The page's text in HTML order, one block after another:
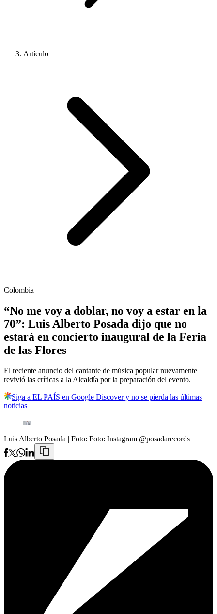
Artículo
Colombia
“No me voy a doblar, no voy a estar en la
70”: Luis Alberto Posada dijo que no
estará en concierto inaugural de la Feria
de las Flores
El reciente anuncio del cantante de música popular nuevamente
revivió las críticas a la Alcaldía por la preparación del evento.
Siga a EL PAÍS en Google Discover y no se pierda las últimas
noticias
Luis Alberto Posada | Foto: Foto: Instagram @posadarecords